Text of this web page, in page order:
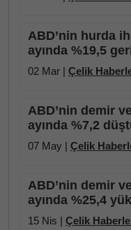
ABD’nin hurda
ayında %19,5
02 Mar | Çelik
ABD’nin demir
ayında %7,2
07 May | Çelik
ABD’nin demir
ayında %25,4
15 Nis | Çelik